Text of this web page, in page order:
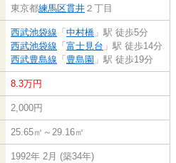
東京都練馬区貫井 ２丁目
西武池袋線 「 中村橋 」駅 徒歩5分
西武池袋線 「 富士見台 」駅 徒歩14分
西武豊島線 「 豊島園 」駅 徒歩19分
8.3万円
2,000円
25.65㎡～29.16㎡
1992年 2月 (築34年)